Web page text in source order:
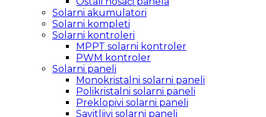
Solarni akumulatori
Solarni kompleti
Solarni kontroleri
MPPT solarni kontroler
PWM kontroler
Solarni paneli
Monokristalni solarni paneli
Polikristalni solarni paneli
Preklopivi solarni paneli
Savitljivi solarni paneli